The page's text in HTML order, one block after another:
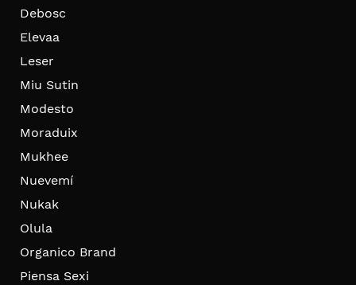
Debosc
Elevaa
Leser
Miu Sutin
Modesto
Moraduix
Mukhee
Nuevemí
Nukak
Olula
Organico Brand
Piensa Sexi